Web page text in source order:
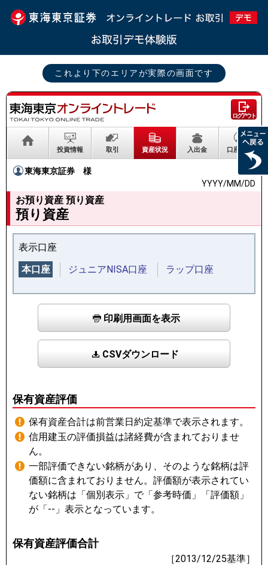
これより下のエリアが実際の画面です
ログアウト
投資情報 取引 資産状況 入出金 口座情報
東海東京証券
様
YYYY/MM/DD
お預り資産 預り資産
預り資産
表示口座
本口座
ジュニアNISA口座 ラップ口座
印刷用画面を表示
CSVダウンロード
保有資産評価
保有資産合計は前営業日約定基準で表示されます。
信用建玉の評価損益は諸経費が含まれておりませ
ん。
一部評価できない銘柄があり、そのような銘柄は評
価額に含まれておりません。評価額が表示されてい
ない銘柄は「個別表示」で「参考時価」「評価額」
が「--」表示となっています。
保有資産評価合計
［2013/12/25基準］